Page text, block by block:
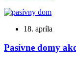
18. apríla
Pasívne domy